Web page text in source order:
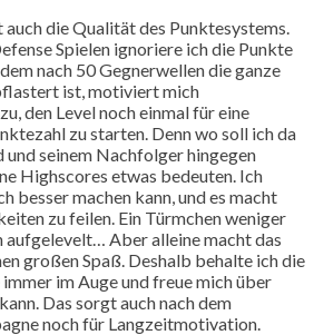
die Qualität des Punktesystems.
Spielen ignoriere ich die Punkte
nach 50 Gegnerwellen die ganze
ist, motiviert mich
den Level noch einmal für eine
zu starten. Denn wo soll ich da
und seinem Nachfolger hingegen
Highscores etwas bedeuten. Ich
besser machen kann, und es macht
zu feilen. Ein Türmchen weniger
aufgelevelt… Aber alleine macht das
großen Spaß. Deshalb behalte ich die
im Auge und freue mich über
Das sorgt auch nach dem
noch für Langzeitmotivation.